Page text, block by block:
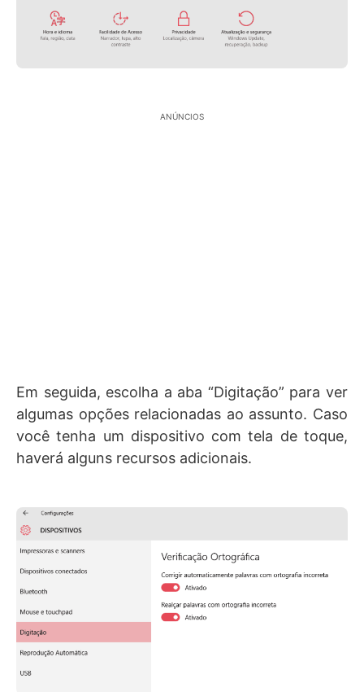
ANÚNCIOS
Em seguida, escolha a aba “Digitação” para ver
algumas opções relacionadas ao assunto. Caso
você tenha um dispositivo com tela de toque,
haverá alguns recursos adicionais.